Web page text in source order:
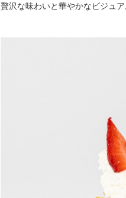
贅沢な味わいと華やかなビジュ